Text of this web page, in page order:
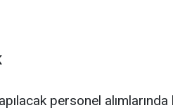
personel alımlarında